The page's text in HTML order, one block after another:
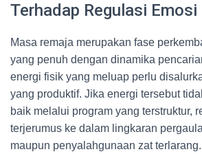
Terhadap Regulasi Emosi
Masa remaja merupakan fase
yang penuh dengan dinamika
energi fisik yang meluap perlu
yang produktif. Jika energi tersebut
baik melalui program yang terstruktur,
terjerumus ke dalam lingkaran
maupun penyalahgunaan zat